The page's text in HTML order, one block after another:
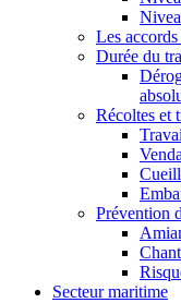
Les
Durée du
Récoltes et
Prévention
Secteur maritime